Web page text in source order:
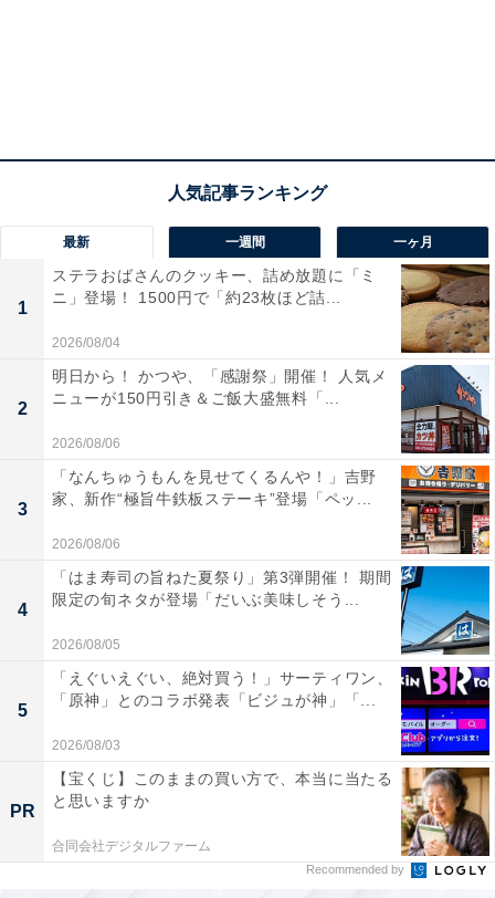
るお菓子メーカーです。
「ポテトチップス」「じゃがりこ」「じゃがビー」……
普段お菓子を食べない人でも、目にしたことがあるので
はないでしょうか。お酒のおつまみとしての人気も高
く、幅広い世代からの票を集めました。
＞次のページ：15位までの全ランキング結果を見る
最新 一週間 一ヶ月
1
ステラおばさんのクッキー、詰め放題に「ミ
ニ」登場！ 1500円で「約23枚ほど詰...
2026/08/04
2
明日から！ かつや、「感謝祭」開催！ 人気メ
ニューが150円引き＆ご飯大盛無料「...
2026/08/06
3
「なんちゅうもんを見せてくるんや！」吉野
家、新作“極旨牛鉄板ステーキ”登場「ペッ...
2026/08/06
4
「はま寿司の旨ねた夏祭り」第3弾開催！ 期間
限定の旬ネタが登場「だいぶ美味しそう...
2026/08/05
5
「えぐいえぐい、絶対買う！」サーティワン、
「原神」とのコラボ発表「ビジュが神」「...
2026/08/03
PR
【宝くじ】このままの買い方で、本当に当たる
と思いますか
合同会社デジタルファーム
Recommended by